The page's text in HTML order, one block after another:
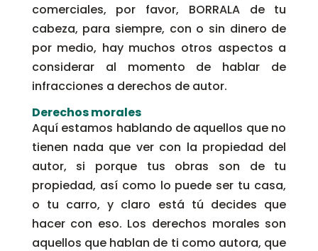
comerciales, por favor, BORRALA de tu
cabeza, para siempre, con o sin dinero de
por medio, hay muchos otros aspectos a
considerar al momento de hablar de
infracciones a derechos de autor.
Derechos morales
Aquí estamos hablando de aquellos que no
tienen nada que ver con la propiedad del
autor, si porque tus obras son de tu
propiedad, así como lo puede ser tu casa,
o tu carro, y claro está tú decides que
hacer con eso. Los derechos morales son
aquellos que hablan de ti como autora, que